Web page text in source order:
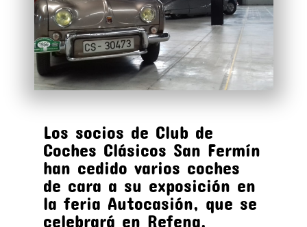
Los socios de Club de
Coches Clásicos San Fermín
han cedido varios coches
de cara a su exposición en
la feria Autocasión, que se
celebrará en Refena,